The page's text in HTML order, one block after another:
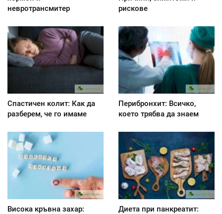
невротрансмитер
рискове
Спастичен колит: Как да
разберем, че го имаме
Перибронхит: Всичко,
което трябва да знаем
Висока кръвна захар:
Диета при панкреатит: